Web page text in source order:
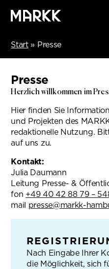
Start» Presse
Presse
Herzlich willkommen im
Hier finden Sie
und Projekten des
redaktionelle Nutzung.
auf uns zu.
Kontakt:
Julia Daumann
Leitung Presse- &
fon +49 40 42 88 79 –
mail presse@markk-
Nach Eingabe Ihrer
die Möglichkeit, sich